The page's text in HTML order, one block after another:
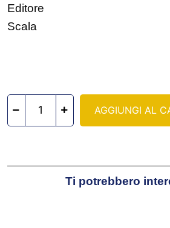
Editore
Scala
AGGIUNGI AL
Ti potrebbero